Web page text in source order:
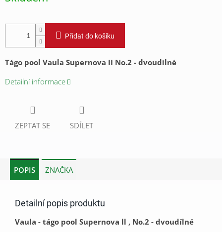
Přidat do košíku
Tágo pool Vaula Supernova II No.2 - dvoudílné
Detailní informace
ZEPTAT SE SDÍLET
POPIS ZNAČKA
Detailní popis produktu
Vaula - tágo pool Supernova ll , No.2 - dvoudílné